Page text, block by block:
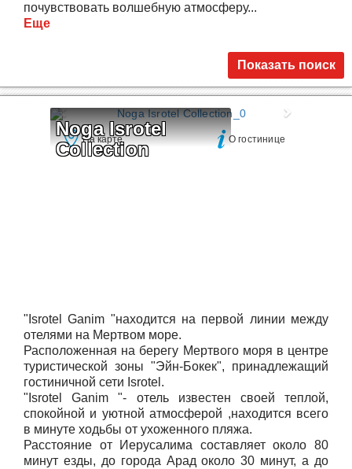
почувствовать волшебную атмосферу...
Еще
Показать поиск
Noga Isrotel
Collection
На карте О гостинице
"Isrotel Ganim "находится на первой линии между
отелями на Мертвом море.
Расположенная на берегу Мертвого моря в центре
туристической зоны "Эйн-Бокек", принадлежащий
гостиничной сети Isrotel.
"Isrotel Ganim "- отель известен своей теплой,
спокойной и уютной атмосферой ,находится всего
в минуте ходьбы от ухоженного пляжа.
Расстояние от Иерусалима составляет около 80
минут езды, до города Арад около 30 минут, а до